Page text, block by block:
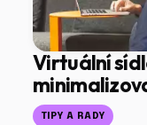
Virtuální
TIPY A RADY